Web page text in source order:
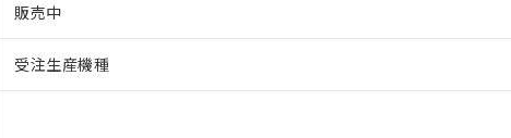
販売中
受注生産機種